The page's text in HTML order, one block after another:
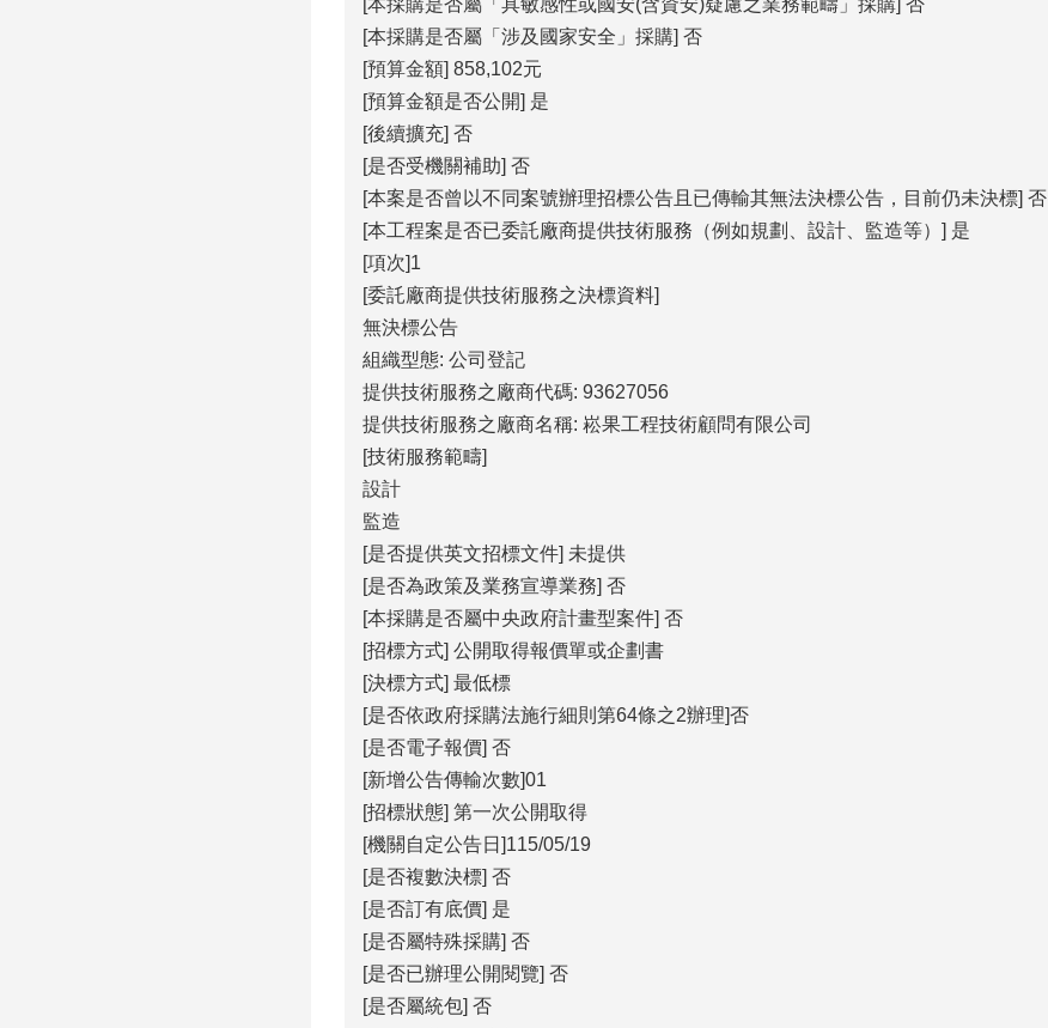
[本採購是否屬「具敏感性或國安(含資安)疑慮之業務範疇」採購] 否
[本採購是否屬「涉及國家安全」採購] 否
[預算金額] 858,102元
[預算金額是否公開] 是
[後續擴充] 否
[是否受機關補助] 否
[本案是否曾以不同案號辦理招標公告且已傳輸其無法決標公告，目前仍未決標] 否
[本工程案是否已委託廠商提供技術服務（例如規劃、設計、監造等）] 是
[項次]1
[委託廠商提供技術服務之決標資料]
無決標公告
組織型態: 公司登記
提供技術服務之廠商代碼: 93627056
提供技術服務之廠商名稱: 崧果工程技術顧問有限公司
[技術服務範疇]
設計
監造
[是否提供英文招標文件] 未提供
[是否為政策及業務宣導業務] 否
[本採購是否屬中央政府計畫型案件] 否
[招標方式] 公開取得報價單或企劃書
[決標方式] 最低標
[是否依政府採購法施行細則第64條之2辦理]否
[是否電子報價] 否
[新增公告傳輸次數]01
[招標狀態] 第一次公開取得
[機關自定公告日]115/05/19
[是否複數決標] 否
[是否訂有底價] 是
[是否屬特殊採購] 否
[是否已辦理公開閱覽] 否
[是否屬統包] 否